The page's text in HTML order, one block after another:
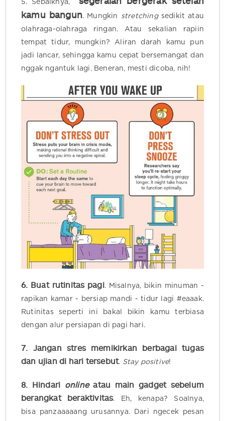
5. Sebaiknya,
kamu bangun. Mungkin stretchingsedikit atau
olahraga-olahraga ringan. Atau sekalian rapiin
tempat tidur, mungkin? Aliran darah kamu pun
jadi lancar, sehingga kamu cepat bersemangat dan
nggak ngantuk lagi. Beneran, mesti dicoba, nih!
6. Buat rutinitas pagi. Misalnya, bikin minuman -
rapikan kamar - bersiap mandi - tidur lagi #eaaak.
Rutinitas seperti ini bakal bikin kamu terbiasa
dengan alur persiapan di pagi hari.
7. Jangan stres memikirkan berbagai tugas
dan ujian di hari tersebut. Stay positive!
8. Hindari onlineatau main gadget sebelum
berangkat beraktivitas. Eh, kenapa? Soalnya,
bisa panzaaaaang urusannya. Dari ngecek pesan